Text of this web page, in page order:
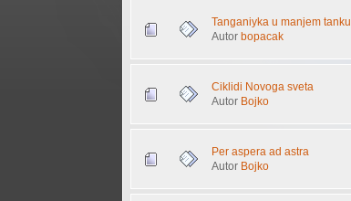
Tanganiyka u manjem tanku
Autorbopacak
Ciklidi Novoga sveta
Autor Bojko
Per aspera ad astra
Autor Bojko